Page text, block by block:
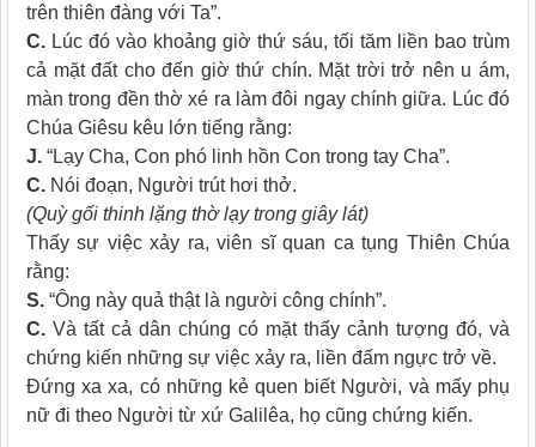
trên thiên đàng với Ta”.
C. Lúc đó vào khoảng giờ thứ sáu, tối tăm liền bao trùm
cả mặt đất cho đến giờ thứ chín. Mặt trời trở nên u ám,
màn trong đền thờ xé ra làm đôi ngay chính giữa. Lúc đó
Chúa Giêsu kêu lớn tiếng rằng:
J. “Lạy Cha, Con phó linh hồn Con trong tay Cha”.
C. Nói đoạn, Người trút hơi thở.
(Quỳ gối thinh lặng thờ lạy trong giây lát)
Thấy sự việc xảy ra, viên sĩ quan ca tụng Thiên Chúa
rằng:
S. “Ông này quả thật là người công chính”.
C. Và tất cả dân chúng có mặt thấy cảnh tượng đó, và
chứng kiến những sự việc xảy ra, liền đấm ngực trở về.
Ðứng xa xa, có những kẻ quen biết Người, và mấy phụ
nữ đi theo Người từ xứ Galilêa, họ cũng chứng kiến.